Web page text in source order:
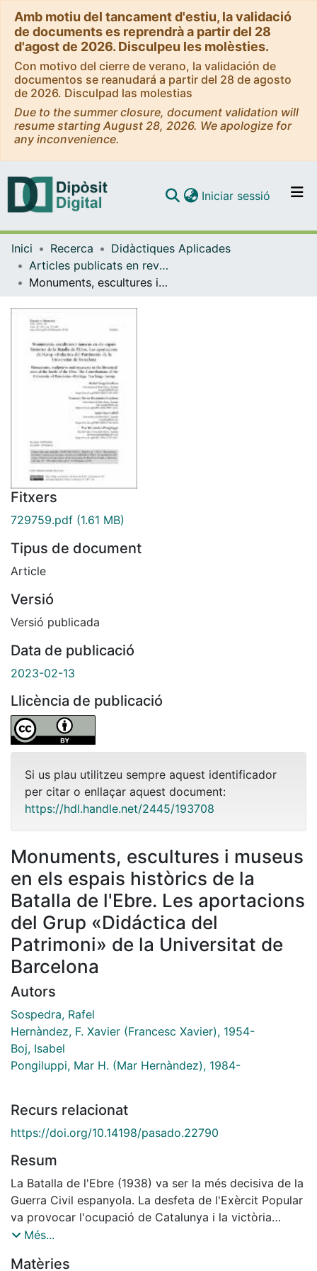
Amb motiu del tancament d'estiu, la validació
de documents es reprendrà a partir del 28
d'agost de 2026. Disculpeu les molèsties.
Con motivo del cierre de verano, la validación de
documentos se reanudará a partir del 28 de agosto
de 2026. Disculpad las molestias
Due to the summer closure, document validation will
resume starting August 28, 2026. We apologize for
any inconvenience.
Navega per tot el DD
Com publicar
Iniciar sessió (current)
Inici Recerca
Didàctiques Aplicades
Articles publicats en revistes (Didàctiques Aplicades)
Monuments, escultures i museus en els espais històrics de la Batalla de l'Ebre. Les aportacions del Grup «Didáctica del Patrimoni» de la Universitat de Barcelona
Fitxers
729759.pdf (1.61 MB)
Tipus de document
Article
Versió
Versió publicada
Data de publicació
2023-02-13
Llicència de publicació
Si us plau utilitzeu sempre aquest identificador
per citar o enllaçar aquest document:
https://hdl.handle.net/2445/193708
Monuments, escultures i museus
en els espais històrics de la
Batalla de l'Ebre. Les aportacions
del Grup «Didáctica del
Patrimoni» de la Universitat de
Barcelona
Autors
Sospedra, Rafel
Hernàndez, F. Xavier (Francesc Xavier), 1954-
Boj, Isabel
Pongiluppi, Mar H. (Mar Hernàndez), 1984-
Recurs relacionat
https://doi.org/10.14198/pasado.22790
Resum
La Batalla de l'Ebre (1938) va ser la més decisiva de la
Guerra Civil espanyola. La desfeta de l'Exèrcit Popular
va provocar l'ocupació de Catalunya i la victòria
definitiva de les forces del general Franco sobre la
el camp de batalla monuments per escenificar la seva
Més...
Matèries